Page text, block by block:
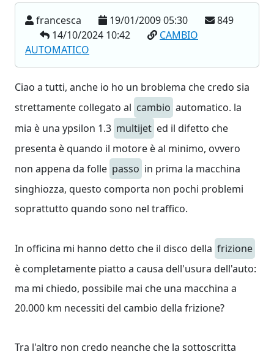
francesca 19/01/2009 05:30
849
14/10/2024 10:42
CAMBIO
AUTOMATICO
Ciao a tutti, anche io ho un broblema che credo sia
strettamente collegato al cambio automatico. la
mia è una ypsilon 1.3 multijet ed il difetto che
presenta è quando il motore è al minimo, ovvero
non appena da folle passo in prima la macchina
singhiozza, questo comporta non pochi problemi
soprattutto quando sono nel traffico.
In officina mi hanno detto che il disco della frizione
è completamente piatto a causa dell'usura dell'auto:
ma mi chiedo, possibile mai che una macchina a
20.000 km necessiti del cambio della frizione?
Tra l'altro non credo neanche che la sottoscritta